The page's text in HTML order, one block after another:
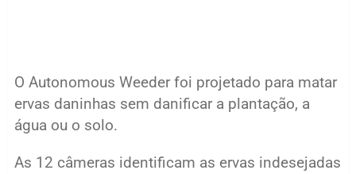
O Autonomous Weeder foi projetado para matar
ervas daninhas sem danificar a plantação, a
água ou o solo.
As 12 câmeras identificam as ervas indesejadas